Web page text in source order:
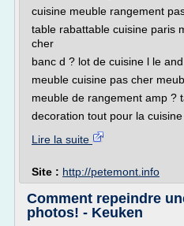
cuisine meuble rangement
table rabattable cuisine paris
cher
banc d ? lot de cuisine l le
meuble cuisine pas cher
meuble de rangement amp ?
decoration tout pour la cuisine
Lire la suite
Site : http://petemont.info
Comment repeindre
photos! - Keuken